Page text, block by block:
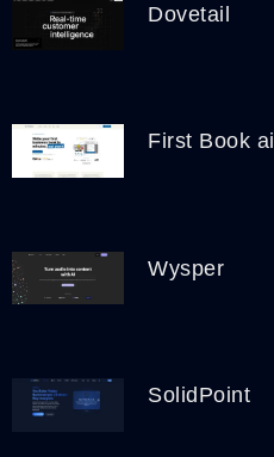
Dovetail
First Book ai
Wysper
SolidPoint